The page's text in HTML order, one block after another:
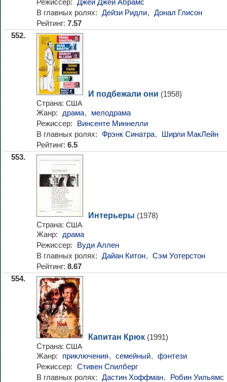
Режиссер: Джей Джей Абрамс
В главных ролях: Дейзи Ридли, Донал Глисон
Рейтинг: 7.57
552.
И подбежали они (1958)
Страна: США
Жанр: драма,
мелодрама
Режиссер:
Винсенте Миннелли
В главных ролях: Фрэнк Синатра,
Ширли МакЛейн
Рейтинг: 6.5
553.
Интерьеры (1978)
Страна: США
Жанр:
драма
Режиссер:
Вуди Аллен
В главных ролях: Дайан Китон, Сэм Уотерстон
Рейтинг: 8.67
554.
Капитан Крюк (1991)
Страна: США
Жанр: приключения, семейный, фэнтези
Режиссер: Стивен Спилберг
В главных ролях: Дастин Хоффман,
Робин Уильямс